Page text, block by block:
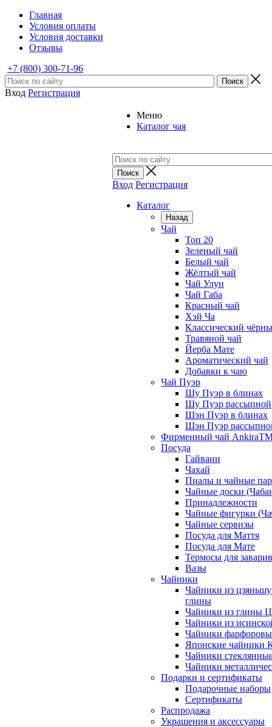
Главная
Условия оплаты
Условия доставки
Отзывы
+7 (800) 300-71-96
Вход Регистрация
Меню
Каталог чая
Вход Регистрация
Каталог
Назад
Чай
Топ 20
Зеленый чай
Белый чай
Жёлтый чай
Чай Улун
Чай Габа
Красный чай
Хэй Ча
Классический
Травяной чай
Йерба Мате
Ароматический чай
Добавки к чаю
Чай Пуэр
Шу Пуэр в блинах
Шу Пуэр рассыпной
Шэн Пуэр в блинах
Шэн Пуэр
Фирменный чай
Посуда
Гайвани
Чахай
Пиалы и чайные
Чайные доски
Принадлежности
Чайные фигурки
Чайные сервизы
Посуда для Маття
Посуда для Мате
Термосы для
Вазы
Чайники
Чайники из
глины
Чайники из глины
Чайники из
Чайники
Японские чайники
Чайники
Чайники
Подарки и сертификаты
Подарочные наборы
Сертификаты
Распродажа
Украшения и аксессуары